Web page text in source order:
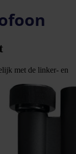
met de linker- en